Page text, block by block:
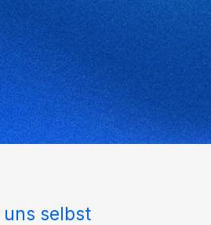
selbst